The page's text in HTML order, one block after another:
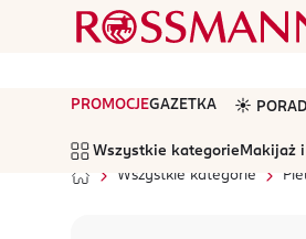
PROMOCJEGAZETKA ☀️
Wszystkie kategorie Makijaż
Wszystkie kategorie